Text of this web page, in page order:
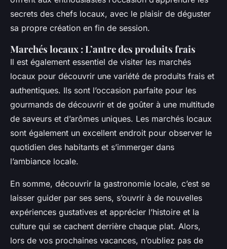
secrets des chefs locaux, avec le plaisir de déguster
sa propre création en fin de session.
Marchés locaux : L’antre des produits frais
Il est également essentiel de visiter les marchés
locaux pour découvrir une variété de produits frais et
authentiques. Ils sont l’occasion parfaite pour les
gourmands de découvrir et de goûter à une multitude
de saveurs et d’arômes uniques. Les marchés locaux
sont également un excellent endroit pour observer le
quotidien des habitants et s’immerger dans
l’ambiance locale.
En somme, découvrir la gastronomie locale, c’est se
laisser guider par ses sens, s’ouvrir à de nouvelles
expériences gustatives et apprécier l’histoire et la
culture qui se cachent derrière chaque plat. Alors,
lors de vos prochaines vacances, n’oubliez pas de